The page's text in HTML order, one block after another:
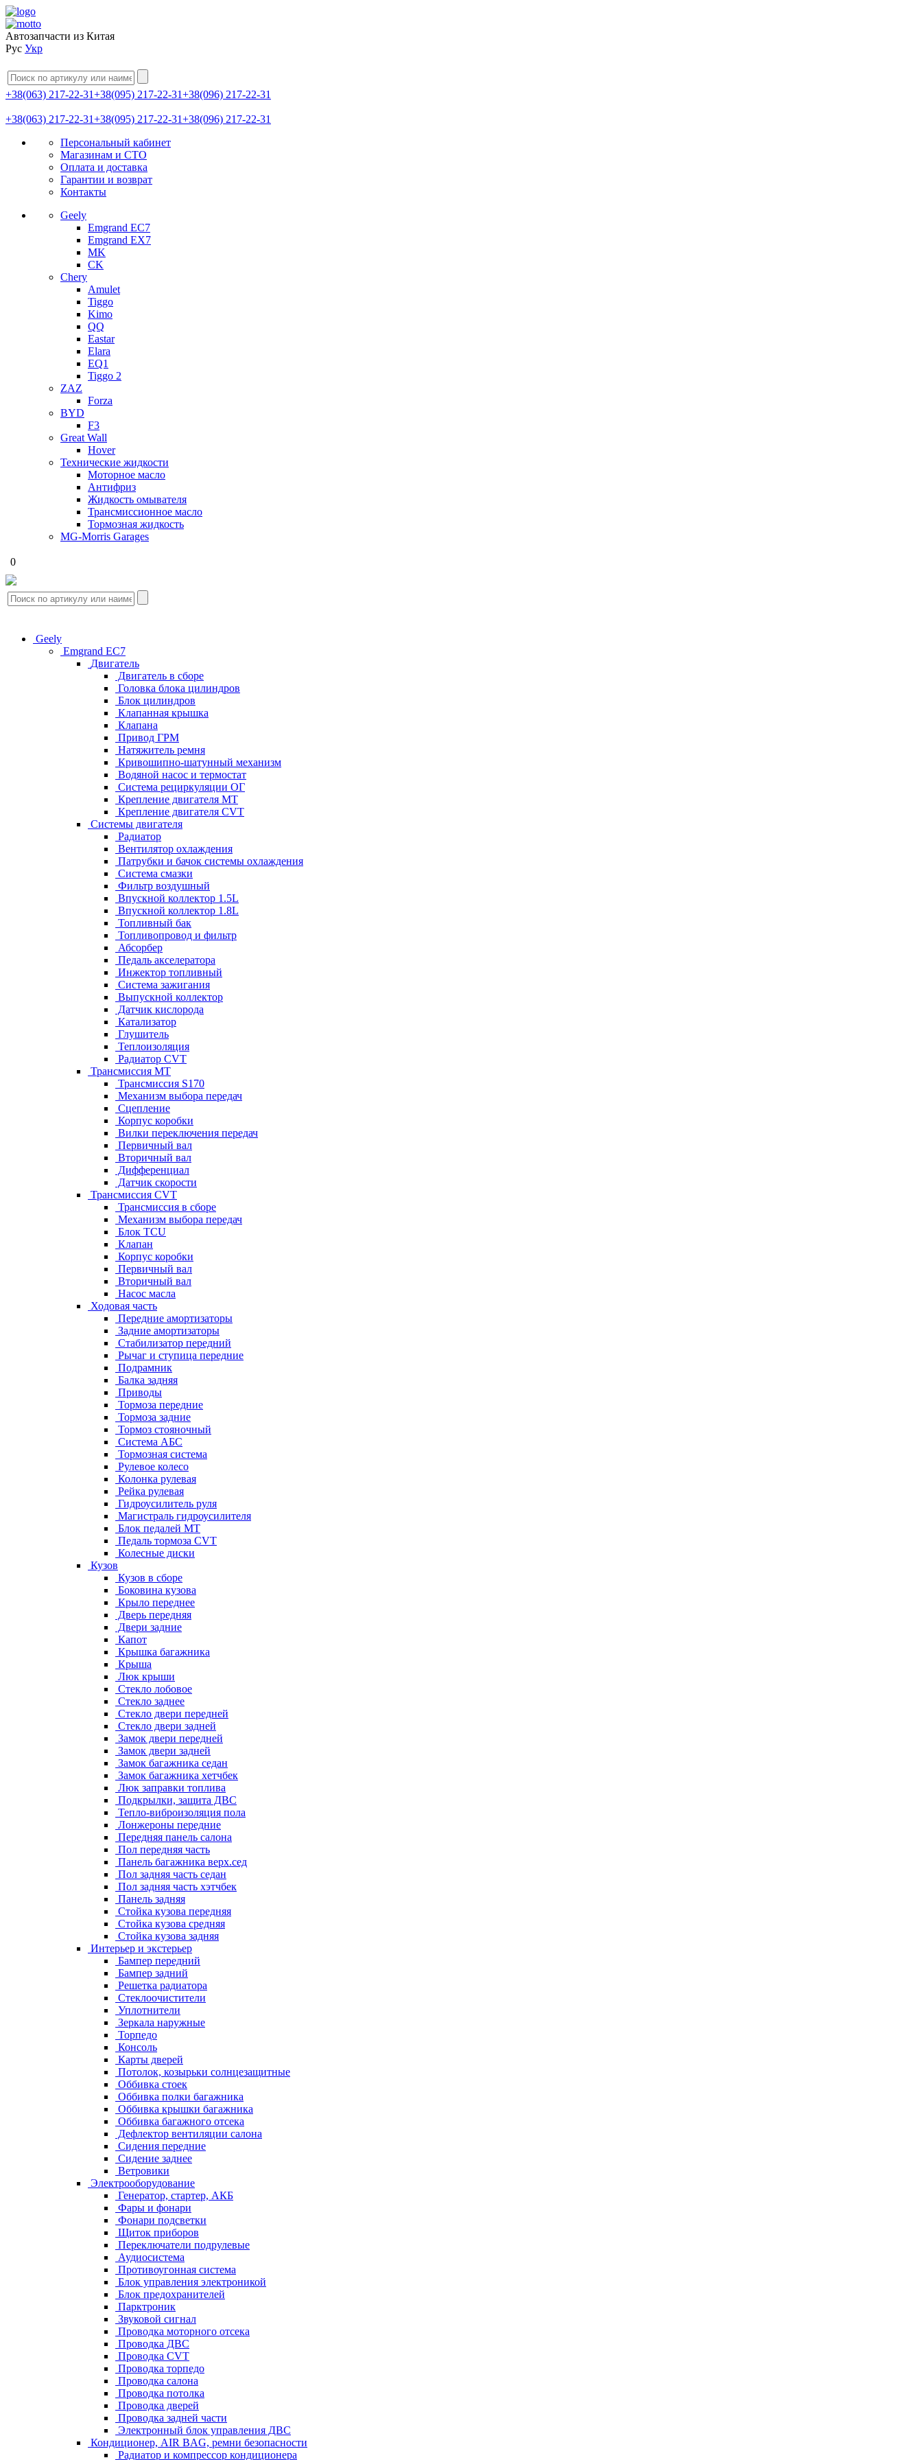
Автозапчасти из Китая
Рус Укр
+38(063) 217-22-31+38(095) 217-22-31+38(096) 217-22-31
+38(063) 217-22-31+38(095) 217-22-31+38(096) 217-22-31
Персональный кабинет
Магазинам и СТО
Оплата и доставка
Гарантии и возврат
Контакты
Geely
Emgrand EC7
Emgrand EX7
MK
CK
Chery
Amulet
Tiggo
Kimo
QQ
Eastar
Elara
EQ1
Tiggo 2
ZAZ
Forza
BYD
F3
Great Wall
Hover
Технические жидкости
Моторное масло
Антифриз
Жидкость омывателя
Трансмиссионное масло
Тормозная жидкость
MG-Morris Garages
0
Geely
Emgrand EC7
Двигатель
Двигатель в сборе
Головка блока цилиндров
Блок цилиндров
Клапанная крышка
Клапана
Привод ГРМ
Натяжитель ремня
Кривошипно-шатунный механизм
Водяной насос и термостат
Система рециркуляции ОГ
Крепление двигателя MT
Крепление двигателя CVT
Системы двигателя
Радиатор
Вентилятор охлаждения
Патрубки и бачок системы охлаждения
Система смазки
Фильтр воздушный
Впускной коллектор 1.5L
Впускной коллектор 1.8L
Топливный бак
Топливопровод и фильтр
Абсорбер
Педаль акселератора
Инжектор топливный
Система зажигания
Выпускной коллектор
Датчик кислорода
Катализатор
Глушитель
Теплоизоляция
Радиатор CVT
Трансмиссия MT
Трансмиссия S170
Механизм выбора передач
Сцепление
Корпус коробки
Вилки переключения передач
Первичный вал
Вторичный вал
Дифференциал
Датчик скорости
Трансмиссия CVT
Трансмиссия в сборе
Механизм выбора передач
Блок TCU
Клапан
Корпус коробки
Первичный вал
Вторичный вал
Насос масла
Ходовая часть
Передние амортизаторы
Задние амортизаторы
Стабилизатор передний
Рычаг и ступица передние
Подрамник
Балка задняя
Приводы
Тормоза передние
Тормоза задние
Тормоз стояночный
Система АБС
Тормозная система
Рулевое колесо
Колонка рулевая
Рейка рулевая
Гидроусилитель руля
Магистраль гидроусилителя
Блок педалей МТ
Педаль тормоза CVT
Колесные диски
Кузов
Кузов в сборе
Боковина кузова
Крыло переднее
Дверь передняя
Двери задние
Капот
Крышка багажника
Крыша
Люк крыши
Стекло лобовое
Стекло заднее
Стекло двери передней
Стекло двери задней
Замок двери передней
Замок двери задней
Замок багажника седан
Замок багажника хетчбек
Люк заправки топлива
Подкрылки, защита ДВС
Тепло-виброизоляция пола
Лонжероны передние
Передняя панель салона
Пол передняя часть
Панель багажника верх.сед
Пол задняя часть седан
Пол задняя часть хэтчбек
Панель задняя
Стойка кузова передняя
Стойка кузова средняя
Стойка кузова задняя
Интерьер и экстерьер
Бампер передний
Бампер задний
Решетка радиатора
Стеклоочистители
Уплотнители
Зеркала наружные
Торпедо
Консоль
Карты дверей
Потолок, козырьки солнцезащитные
Оббивка стоек
Оббивка полки багажника
Оббивка крышки багажника
Оббивка багажного отсека
Дефлектор вентиляции салона
Сидения передние
Сидение заднее
Ветровики
Электрооборудование
Генератор, стартер, АКБ
Фары и фонари
Фонари подсветки
Щиток приборов
Переключатели подрулевые
Аудиосистема
Противоугонная система
Блок управления электроникой
Блок предохранителей
Парктроник
Звуковой сигнал
Проводка моторного отсека
Проводка ДВС
Проводка CVT
Проводка торпедо
Проводка салона
Проводка потолка
Проводка дверей
Проводка задней части
Электронный блок управления ДВС
Кондиционер, AIR BAG, ремни безопасности
Радиатор и компрессор кондиционера